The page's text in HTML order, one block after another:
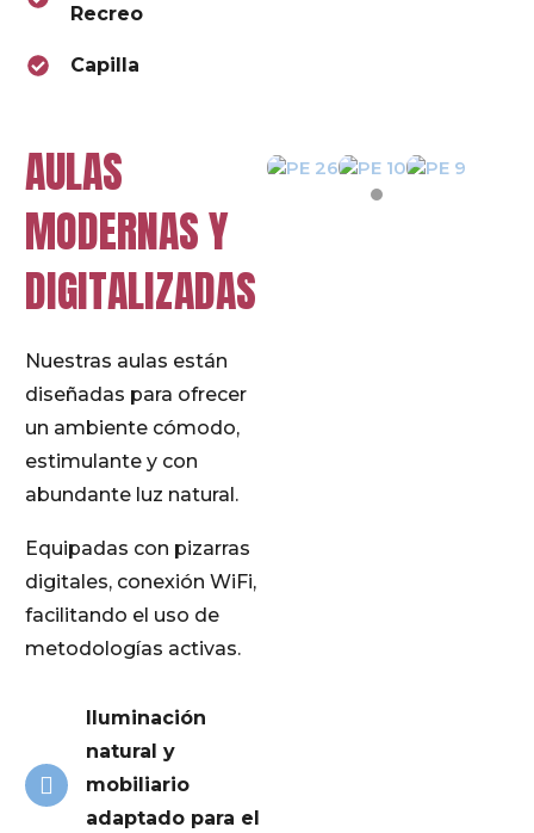
Recreo
Capilla
AULAS
MODERNAS Y
DIGITALIZADAS
Nuestras aulas están
diseñadas para ofrecer
un ambiente cómodo,
estimulante y con
abundante luz natural.
Equipadas con pizarras
digitales, conexión WiFi,
facilitando el uso de
metodologías activas.
Iluminación
natural y
mobiliario
adaptado para el